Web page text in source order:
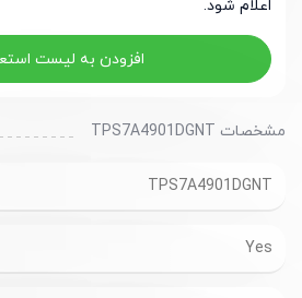
اعلام شود.
افزودن به لیست
مشخصات TPS7A4901DGNT
TPS7A4901DGNT
Yes